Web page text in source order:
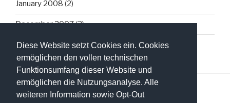
Diese Website setzt Cookies ein. Cookies
ermöglichen den vollen technischen
Funktionsumfang dieser Website und
ermöglichen die Nutzungsanalyse. Alle
weiteren Information sowie Opt-Out
January 2008 (2)
December 2007(3)